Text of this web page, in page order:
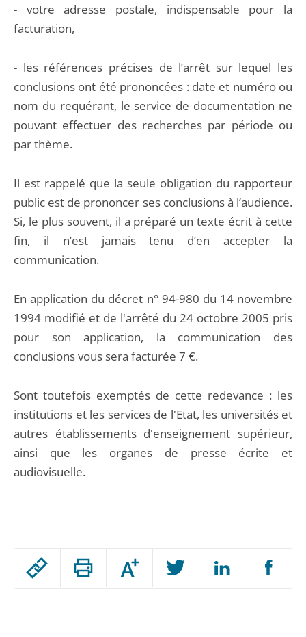
Passer
Augmenter
ou
- votre adresse postale, indispensable pour la
facturation,
- les références précises de l’arrêt sur lequel les
conclusions ont été prononcées : date et numéro ou
nom du requérant, le service de documentation ne
pouvant effectuer des recherches par période ou
par thème.
Il est rappelé que la seule obligation du rapporteur
public est de prononcer ses conclusions à l’audience.
Si, le plus souvent, il a préparé un texte écrit à cette
fin, il n’est jamais tenu d’en accepter la
communication.
En application du décret n° 94-980 du 14 novembre
1994 modifié et de l'arrêté du 24 octobre 2005 pris
pour son application, la communication des
conclusions vous sera facturée 7 €.
Sont toutefois exemptés de cette redevance : les
institutions et les services de l'Etat, les universités et
autres établissements d'enseignement supérieur,
ainsi que les organes de presse écrite et
audiovisuelle.